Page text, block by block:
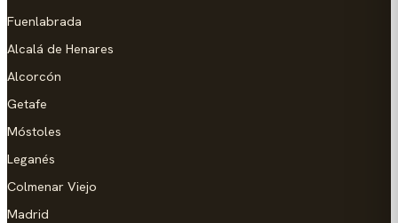
Fuenlabrada
Alcalá de Henares
Alcorcón
Getafe
Móstoles
Leganés
Colmenar Viejo
Madrid